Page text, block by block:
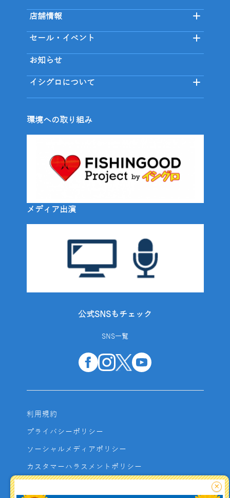
店舗情報
セール・イベント
お知らせ
イシグロについて
環境への取り組み
メディア出演
公式SNSもチェック
SNS一覧
利用規約
プライバシーポリシー
ソーシャルメディアポリシー
カスタマーハラスメントポリシー
×